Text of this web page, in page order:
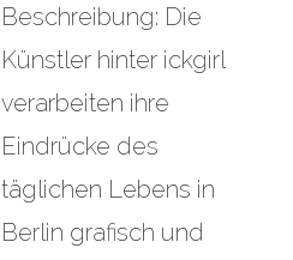
Beschreibung: Die
Künstler hinter ickgirl
verarbeiten ihre
Eindrücke des
täglichen Lebens in
Berlin grafisch und